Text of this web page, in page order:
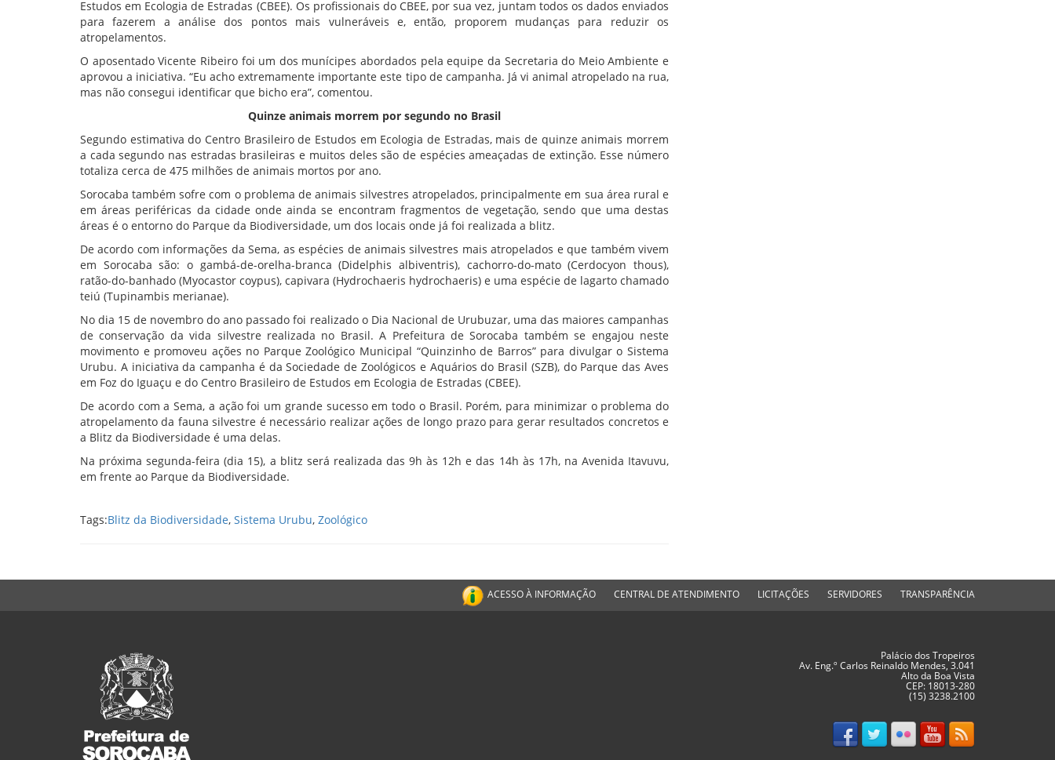
Estudos em Ecologia de Estradas (CBEE). Os profissionais do CBEE, por sua vez, juntam todos os dados enviados
para fazerem a análise dos pontos mais vulneráveis e, então, proporem mudanças para reduzir os
atropelamentos.
O aposentado Vicente Ribeiro foi um dos munícipes abordados pela equipe da Secretaria do Meio Ambiente e
aprovou a iniciativa. “Eu acho extremamente importante este tipo de campanha. Já vi animal atropelado na rua,
mas não consegui identificar que bicho era”, comentou.
Quinze animais morrem por segundo no Brasil
Segundo estimativa do Centro Brasileiro de Estudos em Ecologia de Estradas, mais de quinze animais morrem
a cada segundo nas estradas brasileiras e muitos deles são de espécies ameaçadas de extinção. Esse número
totaliza cerca de 475 milhões de animais mortos por ano.
Sorocaba também sofre com o problema de animais silvestres atropelados, principalmente em sua área rural e
em áreas periféricas da cidade onde ainda se encontram fragmentos de vegetação, sendo que uma destas
áreas é o entorno do Parque da Biodiversidade, um dos locais onde já foi realizada a blitz.
De acordo com informações da Sema, as espécies de animais silvestres mais atropelados e que também vivem
em Sorocaba são: o gambá-de-orelha-branca (Didelphis albiventris), cachorro-do-mato (Cerdocyon thous),
ratão-do-banhado (Myocastor coypus), capivara (Hydrochaeris hydrochaeris) e uma espécie de lagarto chamado
teiú (Tupinambis merianae).
No dia 15 de novembro do ano passado foi realizado o Dia Nacional de Urubuzar, uma das maiores campanhas
de conservação da vida silvestre realizada no Brasil. A Prefeitura de Sorocaba também se engajou neste
movimento e promoveu ações no Parque Zoológico Municipal “Quinzinho de Barros” para divulgar o Sistema
Urubu. A iniciativa da campanha é da Sociedade de Zoológicos e Aquários do Brasil (SZB), do Parque das Aves
em Foz do Iguaçu e do Centro Brasileiro de Estudos em Ecologia de Estradas (CBEE).
De acordo com a Sema, a ação foi um grande sucesso em todo o Brasil. Porém, para minimizar o problema do
atropelamento da fauna silvestre é necessário realizar ações de longo prazo para gerar resultados concretos e
a Blitz da Biodiversidade é uma delas.
Na próxima segunda-feira (dia 15), a blitz será realizada das 9h às 12h e das 14h às 17h, na Avenida Itavuvu,
em frente ao Parque da Biodiversidade.
Tags:Blitz da Biodiversidade, Sistema Urubu, Zoológico
ACESSO À INFORMAÇÃO CENTRAL DE ATENDIMENTO LICITAÇÕES SERVIDORES TRANSPARÊNCIA
Palácio dos Tropeiros
Av. Eng.º Carlos Reinaldo Mendes, 3.041
Alto da Boa Vista
CEP: 18013-280
(15) 3238.2100